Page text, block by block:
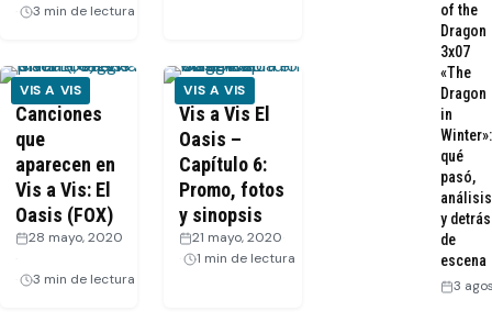
3 min de lectura
VIS A VIS
Canciones
que
aparecen en
Vis a Vis: El
Oasis (FOX)
28 mayo, 2020
3 min de lectura
VIS A VIS
Vis a Vis El
Oasis –
Capítulo 6:
Promo, fotos
y sinopsis
21 mayo, 2020
1 min de lectura
of the
Dragon
3x07
«The
Dragon
in
Winter»:
qué
pasó,
análisis
y detrás
de
escena
3